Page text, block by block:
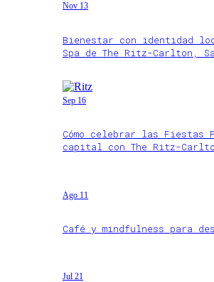
Nov 13
Bienestar con identidad
Spa de The Ritz-Carlton,
Sep 16
Cómo celebrar las Fiestas
capital con The Ritz-
Ago 11
Café y mindfulness para
Jul 21